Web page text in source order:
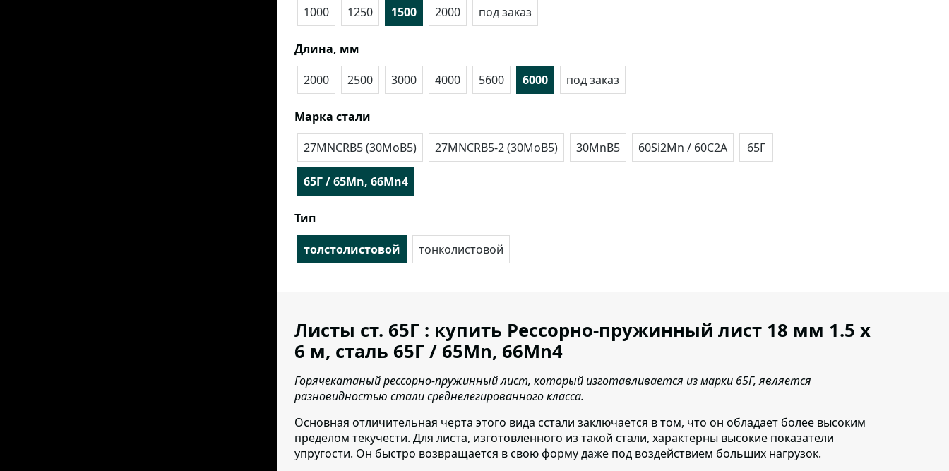
1000
1250 1500 2000 под заказ
Длина, мм
2000
2500 3000 4000 5600 6000 под заказ
Марка стали
27MNCRB5 (30MoB5)
27MNCRB5-2 (30MoB5) 30MnB5 60Si2Mn / 60С2А 65Г
65Г / 65Mn, 66Mn4
Тип
толстолистовой
тонколистовой
Листы ст. 65Г : купить Рессорно-пружинный лист 18 мм 1.5 х
6 м, сталь 65Г / 65Mn, 66Mn4
Горячекатаный рессорно-пружинный лист, который изготавливается из марки 65Г, является
разновидностью стали среднелегированного класса.
Основная отличительная черта этого вида сстали заключается в том, что он обладает более высоким
пределом текучести. Для листа, изготовленного из такой стали, характерны высокие показатели
упругости. Он быстро возвращается в свою форму даже под воздействием больших нагрузок.